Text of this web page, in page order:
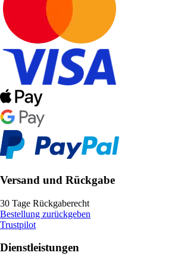
Versand und Rückgabe
30 Tage Rückgaberecht
Bestellung zurückgeben
Trustpilot
Dienstleistungen